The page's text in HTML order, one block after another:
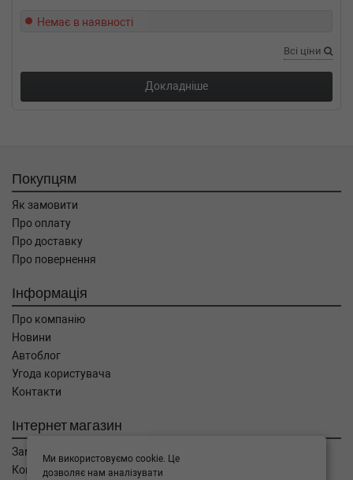
Немає в наявності
Всі ціни
Докладніше
Покупцям
Як замовити
Про оплату
Про доставку
Про повернення
Інформація
Про компанію
Новини
Автоблог
Угода користувача
Контакти
Інтернет магазин
Замовлення
Кошик
Ми використовуємо cookie. Це
дозволяє нам аналізувати